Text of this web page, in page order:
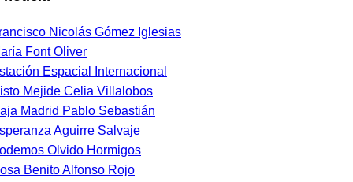
Nicolás Gómez Iglesias
Font Oliver
Espacial Internacional
Mejide Celia Villalobos
Madrid Pablo Sebastián
Aguirre Salvaje
Olvido Hormigos
Benito Alfonso Rojo